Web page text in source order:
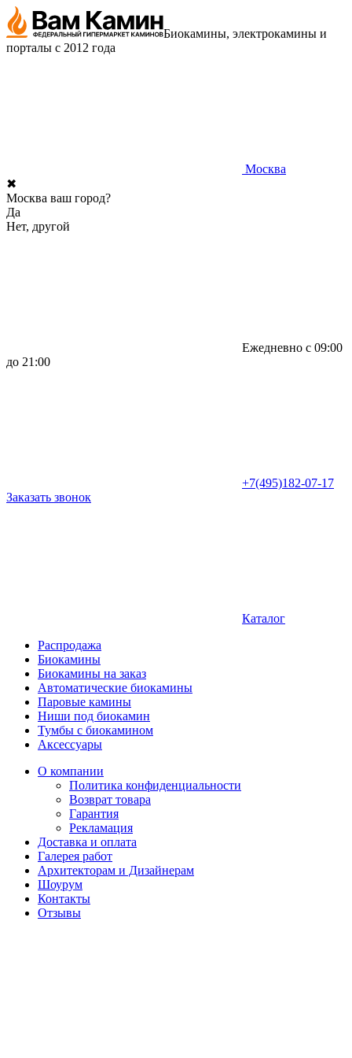
Биокамины, электрокамины и
порталы с 2012 года
Москва
✖
Москва ваш город?
Да
Нет, другой
Ежедневно с 09:00
до 21:00
+7(495)182-07-17
Заказать звонок
Каталог
Распродажа
Биокамины
Биокамины на заказ
Автоматические биокамины
Паровые камины
Ниши под биокамин
Тумбы с биокамином
Аксессуары
О компании
Политика конфиденциальности
Возврат товара
Гарантия
Рекламация
Доставка и оплата
Галерея работ
Архитекторам и Дизайнерам
Шоурум
Контакты
Отзывы